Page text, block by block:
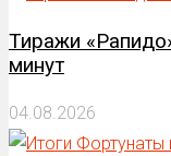
Тиражи
минут
04.08.2026